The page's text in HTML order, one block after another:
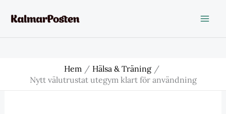
Hem
Hälsa & Träning
Nytt välutrustat utegym klart för användning